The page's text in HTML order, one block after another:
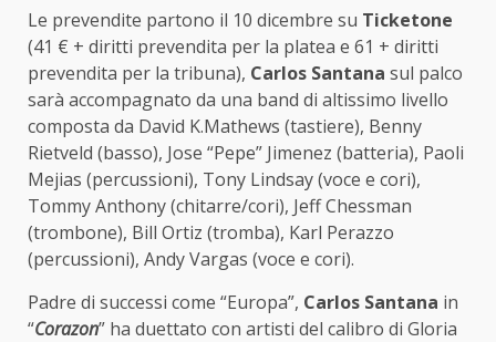
Le prevendite partono il 10 dicembre su Ticketone
(41 € + diritti prevendita per la platea e 61 + diritti
prevendita per la tribuna), Carlos Santana sul palco
sarà accompagnato da una band di altissimo livello
composta da David K.Mathews (tastiere), Benny
Rietveld (basso), Jose “Pepe” Jimenez (batteria), Paoli
Mejias (percussioni), Tony Lindsay (voce e cori),
Tommy Anthony (chitarre/cori), Jeff Chessman
(trombone), Bill Ortiz (tromba), Karl Perazzo
(percussioni), Andy Vargas (voce e cori).
Padre di successi come “Europa”, Carlos Santana in
“Corazon” ha duettato con artisti del calibro di Gloria